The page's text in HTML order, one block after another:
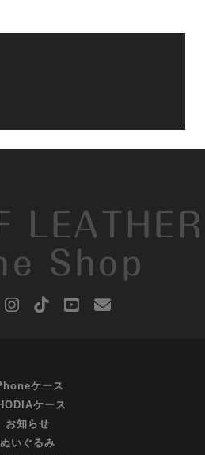
LEATHER
Shop
instagram
tiktokyoutube
email
ケース
ケース
お知らせ
ぬいぐるみ